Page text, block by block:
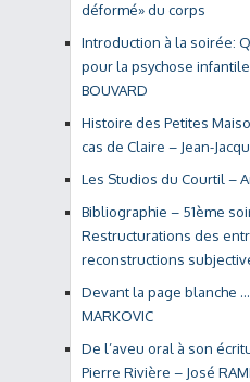
déformé» du corps
Introduction à la soirée:
pour la psychose
BOUVARD
Histoire des Petites
cas de Claire – Jean-
Les Studios du Courtil –
Bibliographie – 51ème
Restructurations des
reconstructions
Devant la page blanche
MARKOVIC
De l’aveu oral à son
Pierre Rivière – José